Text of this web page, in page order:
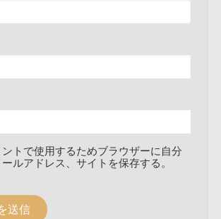
トで使用するためブラウザーに自分
ルアドレス、サイトを保存する。